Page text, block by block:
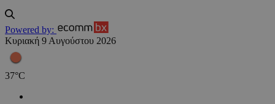
Powered by:
Κυριακή 9 Αυγούστου 2026
37°C